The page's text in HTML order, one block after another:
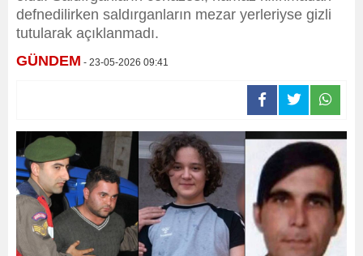
defnedilirken saldırganların mezar yerleriyse gizli
tutularak açıklanmadı.
GÜNDEM - 23-05-2026 09:41